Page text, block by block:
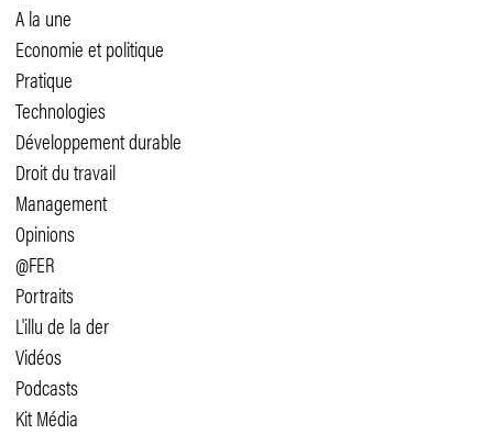
A la une
Economie et politique
Pratique
Technologies
Développement durable
Droit du travail
Management
Opinions
@FER
Portraits
L'illu de la der
Vidéos
Podcasts
Kit Média